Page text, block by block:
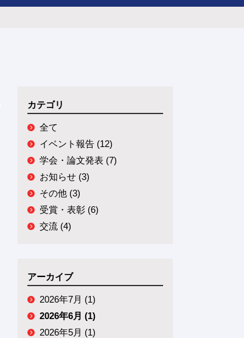
カテゴリ
全て
イベント報告 (12)
学会・論文発表 (7)
お知らせ (3)
その他 (3)
受賞・表彰 (6)
交流 (4)
アーカイブ
2026年7月 (1)
2026年6月 (1)
2026年5月 (1)